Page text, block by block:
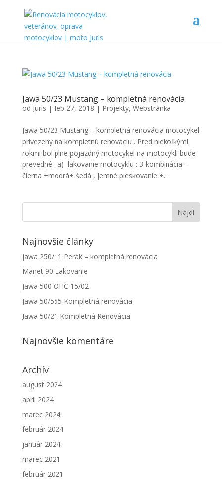
Jawa 50/23 Mustang – kompletná renovácia
od Juris | feb 27, 2018 | Projekty, Webstránka
Jawa 50/23 Mustang – kompletná renovácia motocykel
privezený na kompletnú renováciu . Pred niekoľkými
rokmi bol plne pojazdný motocykel na motocykli bude
prevedné : a) lakovanie motocyklu : 3-kombinácia –
čierna +modrá+ šedá , jemné pieskovanie +...
Najnovšie články
jawa 250/11 Perák – kompletná renovácia
Manet 90 Lakovanie
Jawa 500 OHC 15/02
Jawa 50/555 Kompletná renovácia
Jawa 50/21 Kompletná Renovácia
Najnovšie komentáre
Archív
august 2024
apríl 2024
marec 2024
február 2024
január 2024
marec 2021
február 2021